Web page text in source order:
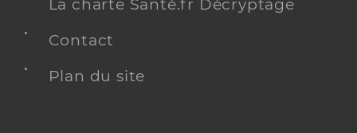
La charte Santé.fr Décryptage
Contact
Plan du site